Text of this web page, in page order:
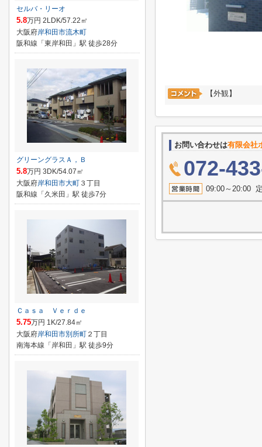
【外観】
お問い合わせは有限会社
072-
09:00～20:00
セルバ・リーオ
5.8万円 2LDK/57.22㎡
大阪府岸和田市流木町
阪和線「東岸和田」駅 徒歩28分
グリーングラスＡ，Ｂ
5.8万円 3DK/54.07㎡
大阪府岸和田市大町 ３丁目
阪和線「久米田」駅 徒歩7分
Ｃａｓａ Ｖｅｒｄｅ
5.75万円 1K/27.84㎡
大阪府岸和田市別所町 ２丁目
南海本線「岸和田」駅 徒歩9分